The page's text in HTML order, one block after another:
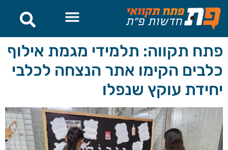
לתוכן
פתח תקווה: תלמידי מגמת אילוף
כלבים הקימו אתר הנצחה לכלבי
יחידת עוקץ שנפלו